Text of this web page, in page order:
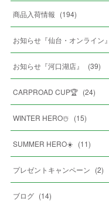
商品入荷情報 (194)
お知らせ『仙台・オンライン』
お知らせ『河口湖店』 (39)
CARPROAD CUP🏆 (24)
WINTER HERO☃️ (15)
SUMMER HERO☀️ (11)
プレゼントキャンペーン (2)
ブログ (14)